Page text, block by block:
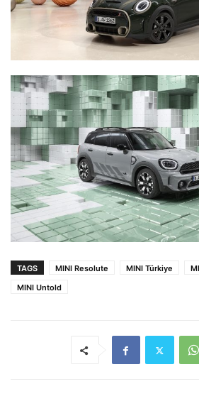
TAGS MINI Resolute MINI Türkiye
MINI Untold